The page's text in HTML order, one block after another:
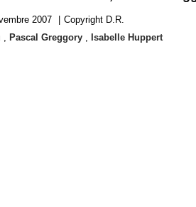
2007
Copyright D.R.
, Pascal Greggory , Isabelle Huppert